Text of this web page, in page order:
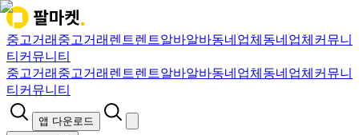
중고거래 중고거래 렌트렌트알바알바동네업체 동네업체 커뮤니
티 커뮤니티
중고거래 중고거래 렌트렌트알바알바동네업체 동네업체 커뮤니
티 커뮤니티
앱 다운로드